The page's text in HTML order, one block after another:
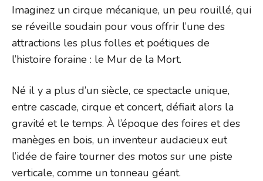
Imaginez un cirque mécanique, un peu rouillé, qui
se réveille soudain pour vous offrir l’une des
attractions les plus folles et poétiques de
l’histoire foraine : le Mur de la Mort.
Né il y a plus d’un siècle, ce spectacle unique,
entre cascade, cirque et concert, défiait alors la
gravité et le temps. À l’époque des foires et des
manèges en bois, un inventeur audacieux eut
l’idée de faire tourner des motos sur une piste
verticale, comme un tonneau géant.